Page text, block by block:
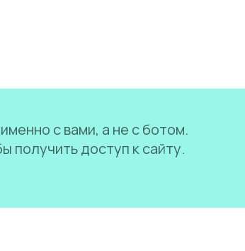
с вами, а не с ботом.
получить доступ к сайту.